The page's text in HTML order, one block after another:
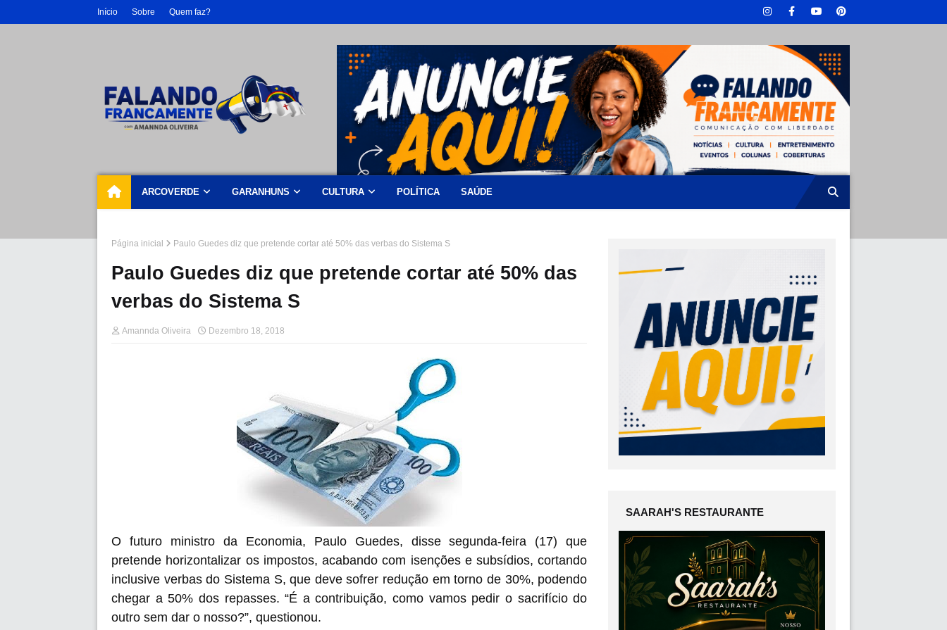
Início Sobre Quem faz?
ARCOVERDE GARANHUNS CULTURA POLÍTICA SAÚDE
Página inicial Paulo Guedes diz que pretende cortar até 50% das verbas do Sistema S
Paulo Guedes diz que pretende cortar até 50% das
verbas do Sistema S
Amannda Oliveira Dezembro 18, 2018
O futuro ministro da Economia, Paulo Guedes, disse segunda-feira (17) que
pretende horizontalizar os impostos, acabando com isenções e subsídios, cortando
inclusive verbas do Sistema S, que deve sofrer redução em torno de 30%, podendo
chegar a 50% dos repasses. “É a contribuição, como vamos pedir o sacrifício do
outro sem dar o nosso?”, questionou.
SAARAH'S RESTAURANTE